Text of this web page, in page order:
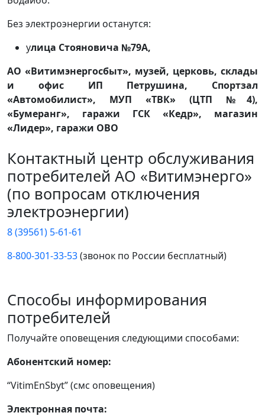
Без электроэнергии останутся:
улица Стояновича №79А,
АО «Витимэнергосбыт», музей, церковь, склады
и офис ИП Петрушина, Спортзал
«Автомобилист», МУП «ТВК» (ЦТП №4),
«Бумеранг», гаражи ГСК «Кедр», магазин
«Лидер», гаражи ОВО
Контактный центр обслуживания
потребителей АО «Витимэнерго»
(по вопросам отключения
электроэнергии)
8 (39561) 5-61-61
8-800-301-33-53(звонок по России бесплатный)
Способы информирования
потребителей
Получайте оповещения следующими способами:
Абонентский номер:
“VitimEnSbyt” (смс оповещения)
Электронная почта: